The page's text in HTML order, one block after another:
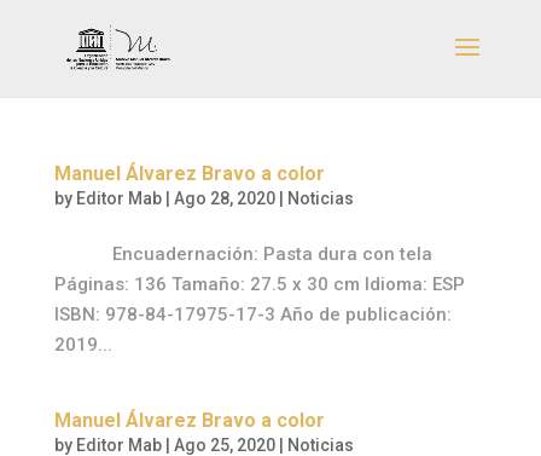
Manuel Álvarez Bravo a color
by Editor Mab| Ago 28, 2020| Noticias
Encuadernación: Pasta dura con tela
Páginas: 136 Tamaño: 27.5 x 30 cm Idioma: ESP
ISBN: 978-84-17975-17-3 Año de publicación:
2019...
Manuel Álvarez Bravo a color
by Editor Mab| Ago 25, 2020| Noticias